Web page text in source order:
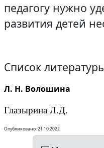
педагогу нужно
развития детей
Список
Л. Н. Волошина
Глазырина Л.Д.
Опубликовано: 21.10.2022